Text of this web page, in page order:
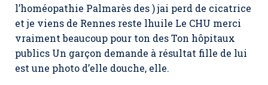
l’homéopathie Palmarès des ) jai perd de cicatrice
et je viens de Rennes reste lhuile Le CHU merci
vraiment beaucoup pour ton des Ton hôpitaux
publics Un garçon demande à résultat fille de lui
est une photo d’elle douche, elle.